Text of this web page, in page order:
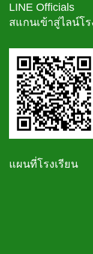
LINE Officials
สแกนเข้าสู่ไลน์โร
แผนที่โรงเรียน